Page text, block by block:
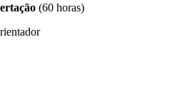
(60 horas)